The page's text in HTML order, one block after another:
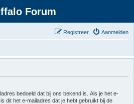
Forum
Aanmelden
Registreer
bedoeld dat bij ons bekend is. Als je het e-
dit het e-mailadres dat je hebt gebruikt bij de